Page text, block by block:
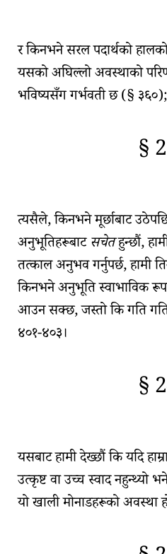
र किनभनेसरल पदार्थको
यसको अघिल्लो अवस्थाको
भविष्यसँग गर्भवती छ (§ ३६०);
§
त्यसैले, किनभने मूर्छाबाट
अनुभूतिहरूबाटसचेतहुन्छौं,
तत्काल अनुभव गर्नुपर्छ, हामी
किनभनेअनुभूति स्वाभाविक
आउन सक्छ, जस्तो कि गति
४०१-४०३।
§
यसबाट हामी देख्छौं कि यदि
उत्कृष्ट वा उच्च स्वाद नहुन्थ्यो
योखाली मोनाडहरूको अवस्था